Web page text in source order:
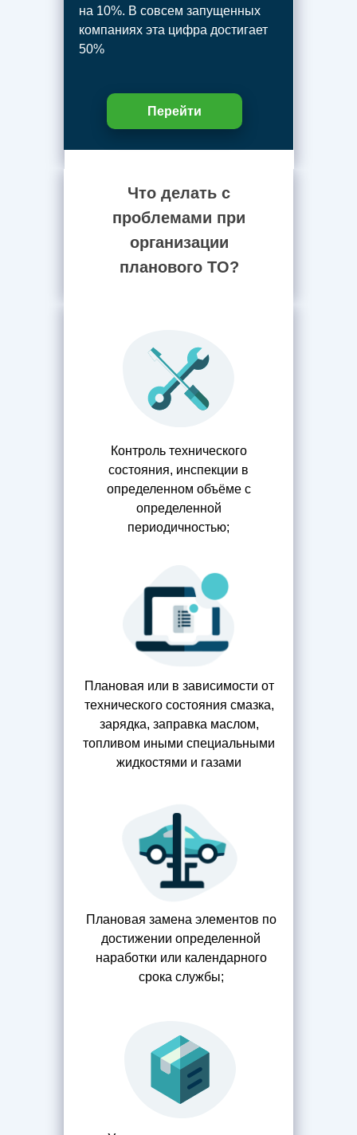
на 10%. В совсем запущенных
компаниях эта цифра достигает
50%
Перейти
Что делать с
проблемами при
организации
планового ТО?
Контроль технического
состояния, инспекции в
определенном объёме с
определенной
периодичностью;
Плановая или в зависимости от
технического состояния смазка,
зарядка, заправка маслом,
топливом иными специальными
жидкостями и газами
Плановая замена элементов по
достижении определенной
наработки или календарного
срока службы;